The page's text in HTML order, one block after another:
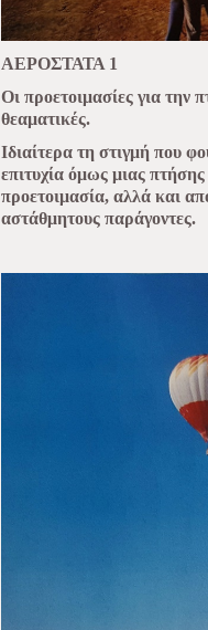
ΑΕΡΟΣΤΑΤΑ 1
Οι προετοιμασίες για την
θεαματικές.
Ιδιαίτερα τη στιγμή που
επιτυχία όμως μιας
προετοιμασία, αλλά και
αστάθμητους παράγοντες.